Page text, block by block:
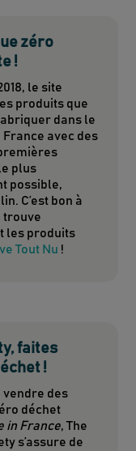
zéro
!
le site
produits que
dans le
France avec des
plus
possible,
C’est bon à
trouve
les produits
Tout Nu !
faites
!
vendre des
déchet
in France, The
s’assure de